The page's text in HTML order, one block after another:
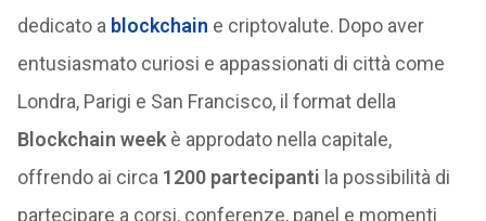
dedicato a blockchain e criptovalute. Dopo aver
entusiasmato curiosi e appassionati di città come
Londra, Parigi e San Francisco, il format della
Blockchain weekè approdato nella capitale,
offrendo ai circa 1200 partecipanti la possibilità di
partecipare a corsi, conferenze, panel e momenti